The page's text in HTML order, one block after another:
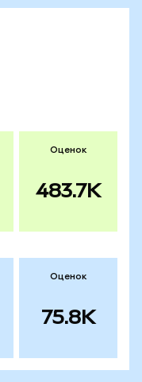
Оценок
483.7K
Оценок
75.8K